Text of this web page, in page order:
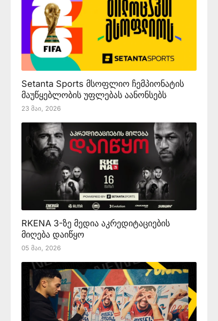
Setanta Sports მსოფლიო ჩემპიონატის
მაუწყებლობის უფლებას აანონსებს
23 Მაი, 2026
RKENA 3-ზე მედია აკრედიტაციების
მიღება დაიწყო
05 Მაი, 2026